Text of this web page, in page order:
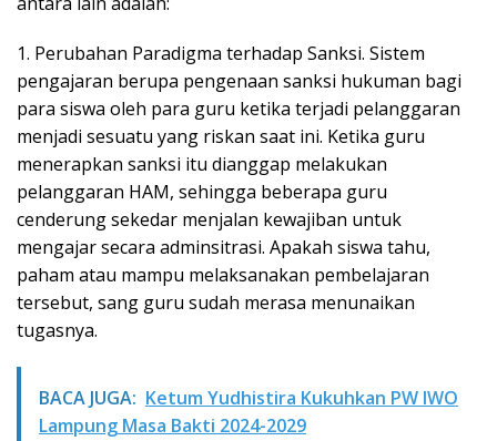
1. Perubahan Paradigma terhadap Sanksi. Sistem
pengajaran berupa pengenaan sanksi hukuman bagi
para siswa oleh para guru ketika terjadi pelanggaran
menjadi sesuatu yang riskan saat ini. Ketika guru
menerapkan sanksi itu dianggap melakukan
pelanggaran HAM, sehingga beberapa guru
cenderung sekedar menjalan kewajiban untuk
mengajar secara adminsitrasi. Apakah siswa tahu,
paham atau mampu melaksanakan pembelajaran
tersebut, sang guru sudah merasa menunaikan
tugasnya.
BACA JUGA: Ketum Yudhistira Kukuhkan PW IWO
Lampung Masa Bakti 2024-2029